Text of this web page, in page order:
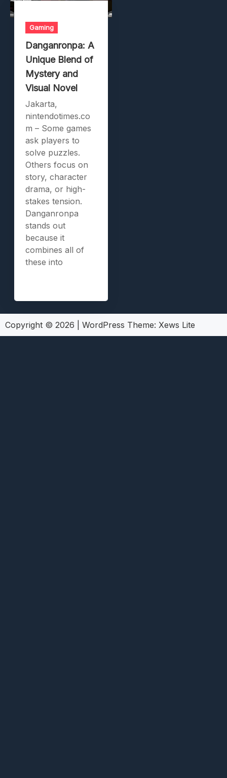
Gaming
Danganronpa: A
Unique Blend of
Mystery and
Visual Novel
Jakarta,
nintendotimes.co
m – Some games
ask players to
solve puzzles.
Others focus on
story, character
drama, or high-
stakes tension.
Danganronpa
stands out
because it
combines all of
these into
Copyright © 2026 WordPress Theme: Xews Lite